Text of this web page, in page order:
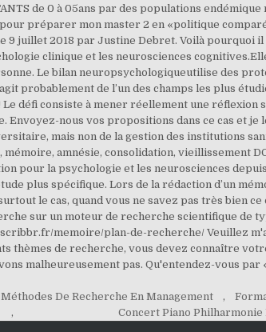
Méthodes De Recherche En Management ,
, Concert Piano Philharmonie